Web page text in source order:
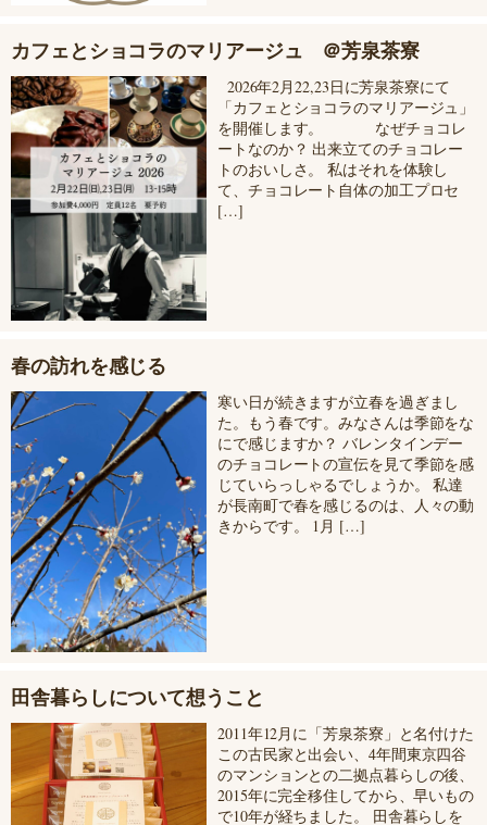
カフェとショコラのマリアージュ ＠芳泉茶寮
2026年2月22,23日に芳泉茶寮にて
「カフェとショコラのマリアージュ」
を開催します。 なぜチョコレ
ートなのか？ 出来立てのチョコレー
トのおいしさ。 私はそれを体験し
て、チョコレート自体の加工プロセ
[…]
春の訪れを感じる
寒い日が続きますが立春を過ぎまし
た。もう春です。みなさんは季節をな
にで感じますか？ バレンタインデー
のチョコレートの宣伝を見て季節を感
じていらっしゃるでしょうか。 私達
が長南町で春を感じるのは、人々の動
きからです。 1月 […]
田舎暮らしについて想うこと
2011年12月に「芳泉茶寮」と名付けた
この古民家と出会い、4年間東京四谷
のマンションとの二拠点暮らしの後、
2015年に完全移住してから、早いもの
で10年が経ちました。 田舎暮らしを